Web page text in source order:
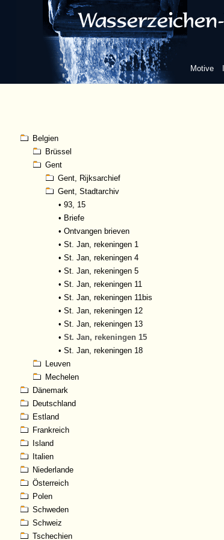
Motive
Belgien
Brüssel
Gent
Gent, Rijksarchief
Gent, Stadtarchiv
• 93, 15
• Briefe
• Ontvangen brieven
• St. Jan, rekeningen 1
• St. Jan, rekeningen 4
• St. Jan, rekeningen 5
• St. Jan, rekeningen 11
• St. Jan, rekeningen 11bis
• St. Jan, rekeningen 12
• St. Jan, rekeningen 13
• St. Jan, rekeningen 15
• St. Jan, rekeningen 18
Leuven
Mechelen
Dänemark
Deutschland
Estland
Frankreich
Island
Italien
Niederlande
Österreich
Polen
Schweden
Schweiz
Tschechien